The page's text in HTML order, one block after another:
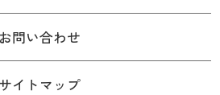
お問い合わせ
サイトマップ